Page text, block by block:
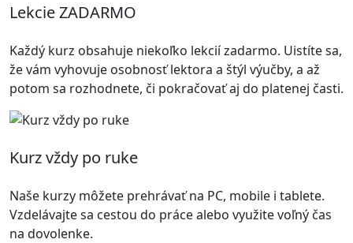
Lekcie ZADARMO
Každý kurz obsahuje niekoľko lekcií zadarmo. Uistíte sa,
že vám vyhovuje osobnosť lektora a štýl výučby, a až
potom sa rozhodnete, či pokračovať aj do platenej časti.
Kurz vždy po ruke
Naše kurzy môžete prehrávať na PC, mobile i tablete.
Vzdelávajte sa cestou do práce alebo využite voľný čas
na dovolenke.